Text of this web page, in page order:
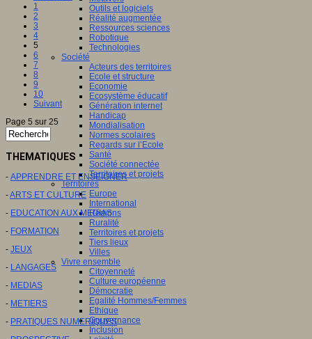
Outils et logiciels
Réalité augmentée
Ressources sciences
Robotique
Technologies
Société
Acteurs des territoires
Ecole et structure
Economie
Ecosystème éducatif
Génération internet
Handicap
Mondialisation
Normes scolaires
Regards sur l’Ecole
Santé
Société connectée
Territoires et projets
Territoires
Europe
International
Régions
Ruralité
Territoires et projets
Tiers lieux
Villes
Vivre ensemble
Citoyenneté
Culture européenne
Démocratie
Egalité Hommes/Femmes
Ethique
Gouvernance
Inclusion
1
2
3
4
5
6
7
8
9
10
Suivant
Page 5 sur 25
THEMATIQUES
- APPRENDRE ET ENSEIGNER
-ARTS ET CULTURE
- EDUCATION AUX MEDIAS
- FORMATION
- JEUX
- LANGAGES
- MEDIAS
- METIERS
- PRATIQUES NUMERIQUES